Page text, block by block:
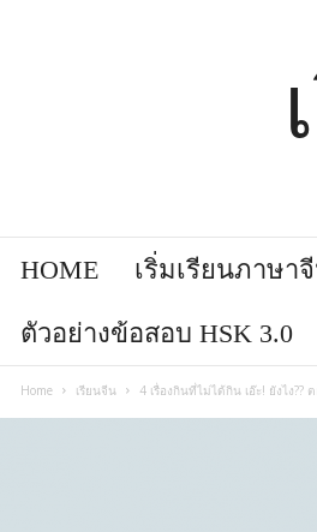
HOME เริ่มเรียนภาษา
ตัวอย่างข้อสอบ HSK 3.0
Home เรียนจีน 4 เรื่องกินที่ไม่ได้กิน เอ๊ะ! ยังไง??